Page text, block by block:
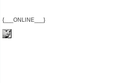
{___ONLINE___}